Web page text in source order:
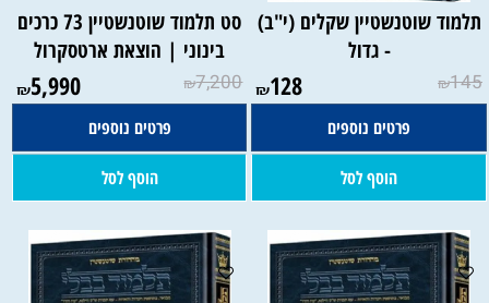
תלמוד שוטנשטיין שקלים (י"ב)
- גדול
₪145
₪128
פרטים נוספים
הוסף לסל
סט תלמוד שוטנשטיין 73 כרכים
בינוני | הוצאת ארטסקרול
₪7,200
₪5,990
פרטים נוספים
הוסף לסל